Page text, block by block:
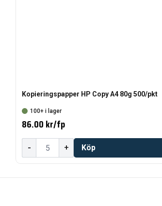
Kopieringspapper HP Copy A4 80g 500/pkt
100+ i lager
86.00 kr/fp
- + Köp